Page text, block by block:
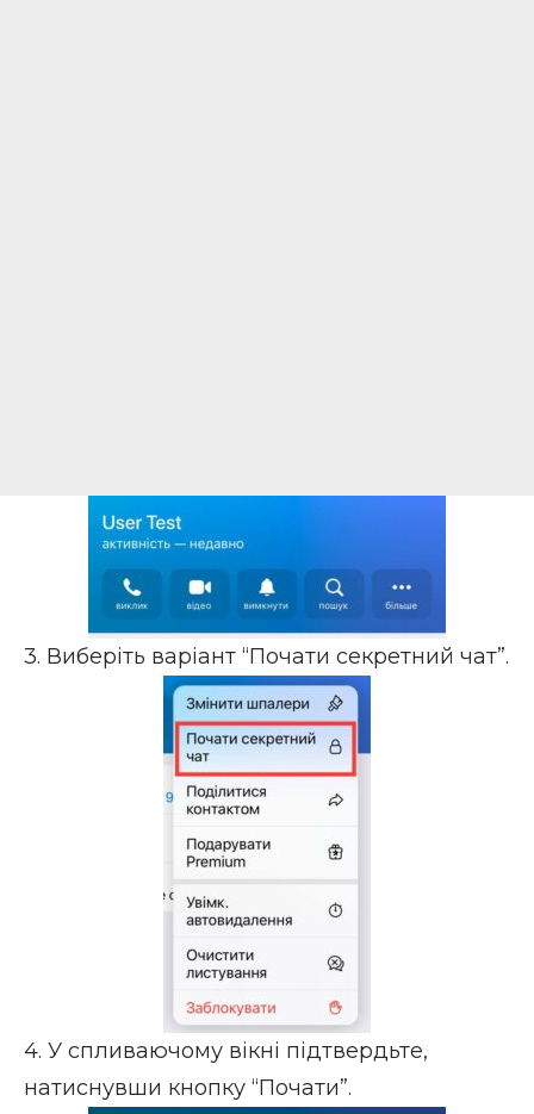
3. Виберіть варіант “Почати секретний чат”.
4. У спливаючому вікні підтвердьте,
натиснувши кнопку “Почати”.